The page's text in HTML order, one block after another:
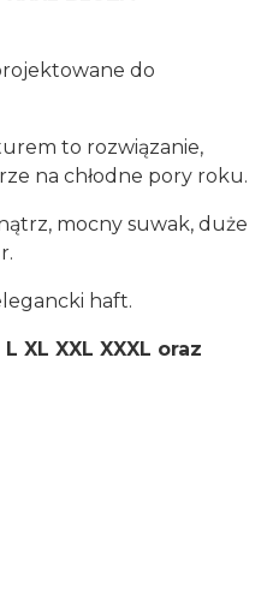
do
to rozwiązanie,
na chłodne pory roku.
mocny suwak, duże
haft.
XL XXL XXXL oraz